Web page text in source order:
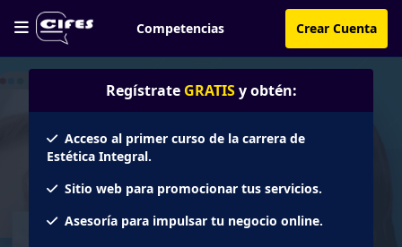
Competencias Crear Cuenta
Regístrate GRATIS y obtén:
Acceso al primer curso de la carrera de
Estética Integral.
Sitio web para promocionar tus servicios.
Asesoría para impulsar tu negocio online.